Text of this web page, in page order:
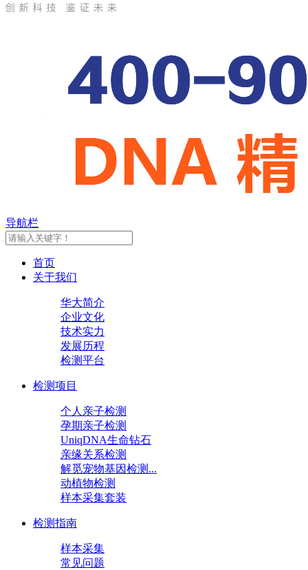
导航栏
首页
关于我们
华大简介
企业文化
技术实力
发展历程
检测平台
检测项目
个人亲子检测
孕期亲子检测
UniqDNA生命钻石
亲缘关系检测
解觅宠物基因检测...
动植物检测
样本采集套装
检测指南
样本采集
常见问题